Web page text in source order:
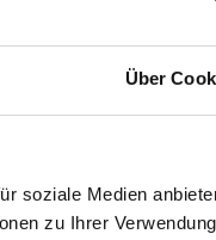
Über
soziale Medien
zu Ihrer